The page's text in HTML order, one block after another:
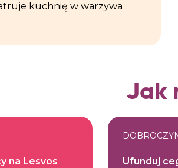
kuchnię w warzywa
Jak
na Lesvos
Ufunduj